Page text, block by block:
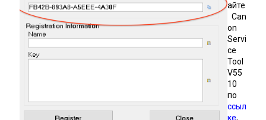
айте
Can
on
Servi
ce
Tool
V55
10
по
ссыл
ке,